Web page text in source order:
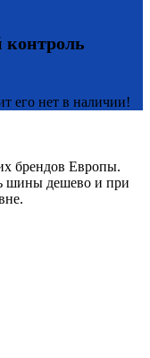
контроль
его нет в наличии!
брендов Европы.
шины дешево и при